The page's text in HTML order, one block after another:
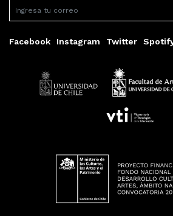
Facebook Instagram Twitter